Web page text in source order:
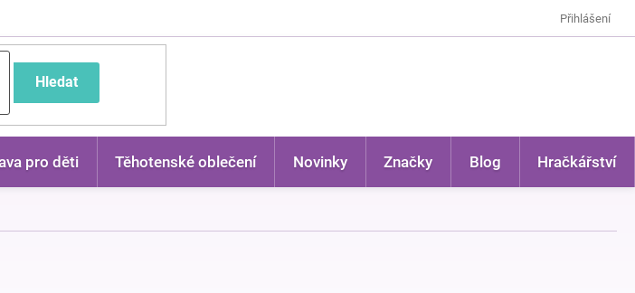
Přihlášení
Hledat
pro děti Těhotenské oblečení Novinky Značky Blog Hračkářství